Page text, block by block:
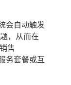
会自动触发
，从而在
售
务套餐或互